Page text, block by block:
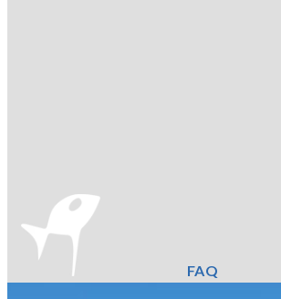
FAQ